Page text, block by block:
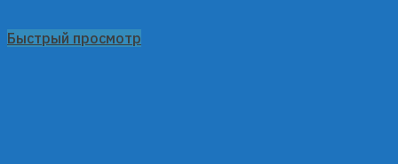
Быстрый просмотр